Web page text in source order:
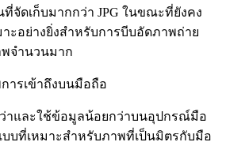
ที่จัดเก็บมากกว่า JPG ในขณะที่ยังคง
ะอย่างยิ่งสำหรับการบีบอัดภาพถ่าย
จำนวนมาก
ารเข้าถึงบนมือถือ
ว่าและใช้ข้อมูลน้อยกว่าบนอุปกรณ์มือ
บบที่เหมาะสำหรับภาพที่เป็นมิตรกับมือ